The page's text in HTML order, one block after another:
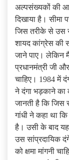
अल्पसंख्यकों की
दिखाया है। सीमा
जिस तरीके से उस
शायद कांग्रेस की
जाने पाए। लेकिन मैं
प्रधानमंत्री जी
चाहिए। 1984 में
ने दंगा भड़काने का
जानती है कि जिस
गांधी ने कहा था कि
है। उसी के बाद
उस सांप्रदायिक
को क्षमा मांगनी